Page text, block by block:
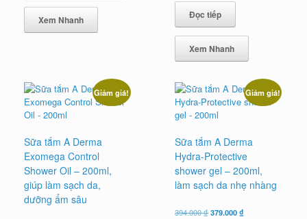
Xem Nhanh Đọc tiếp
Xem Nhanh
Giảm giá!
Sữa tắm A Derma
Exomega Control
Shower Oil – 200ml,
giúp làm sạch da,
dưỡng ẩm sâu
Giảm giá!
Sữa tắm A Derma
Hydra-Protective
shower gel – 200ml,
làm sạch da nhẹ nhàng
394.000₫Giá
379.000₫